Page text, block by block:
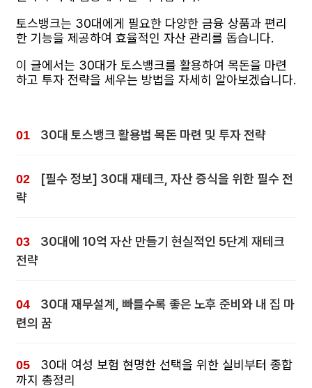
토스뱅크는 30대에게 필요한 다양한 금융 상품과 편리
한 기능을 제공하여 효율적인 자산 관리를 돕습니다.
이 글에서는 30대가 토스뱅크를 활용하여 목돈을 마련
하고 투자 전략을 세우는 방법을 자세히 알아보겠습니다.
30대 토스뱅크 활용법 목돈 마련 및 투자 전략
[필수 정보] 30대 재테크, 자산 증식을 위한 필수 전
략
30대에 10억 자산 만들기 현실적인 5단계 재테크
전략
30대 재무설계, 빠를수록 좋은 노후 준비와 내 집 마
련의 꿈
30대 여성 보험 현명한 선택을 위한 실비부터 종합
까지 총정리